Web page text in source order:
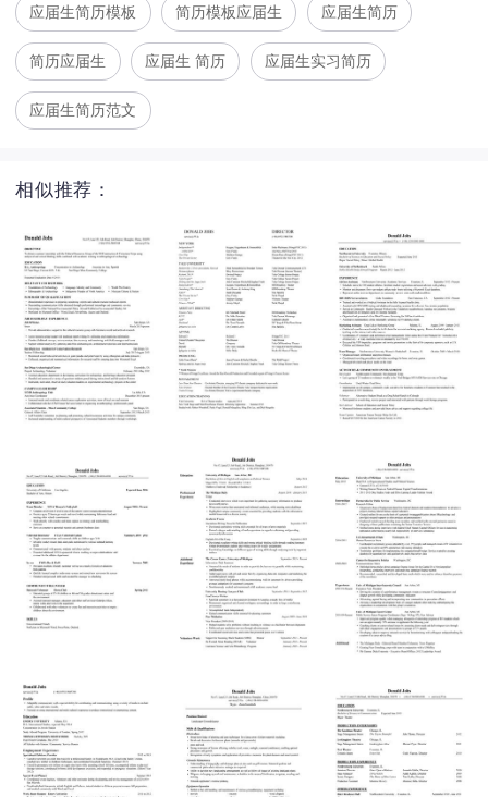
应届生简历模板 简历模板应届生 应届生简历
简历应届生 应届生 简历 应届生实习简历
应届生简历范文
相似推荐：